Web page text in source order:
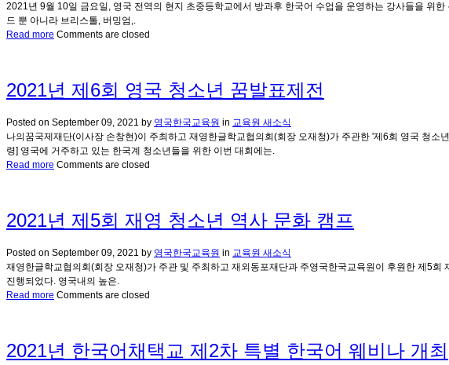
2021년 9월 10일 금요일, 영국 전역의 현지 초중등학교에서 방과후 한국어 수업을 운영하는 강사들을 위
드 뿐 아니라 브리스톨, 버밍엄,.
Read more Comments are closed
2021년 제6회 영국 청소년 꿈발표제전
Posted on September 09, 2021 by 영국한국교육원 in 교육원 새소식
나의꿈국제재단(이사장 손창현)이 주최하고 재영한글학교협의회(회장 오재청)가 주관한 '제6회 영국 청
령] 영국에 거주하고 있는 한국계 청소년들을 위한 이번 대회에는.
Read more Comments are closed
2021년 제5회 재영 청소년 역사 문화 캠프
Posted on September 09, 2021 by 영국한국교육원 in 교육원 새소식
재영한글학교협의회(회장 오재청)가 주관 및 주최하고 재외동포재단과 주영국한국교육원이 후원한 제5
진행되었다. 영국내의 높은.
Read more Comments are closed
2021년 한국어채택교 제2차 특별 한국어 웨비나 개최